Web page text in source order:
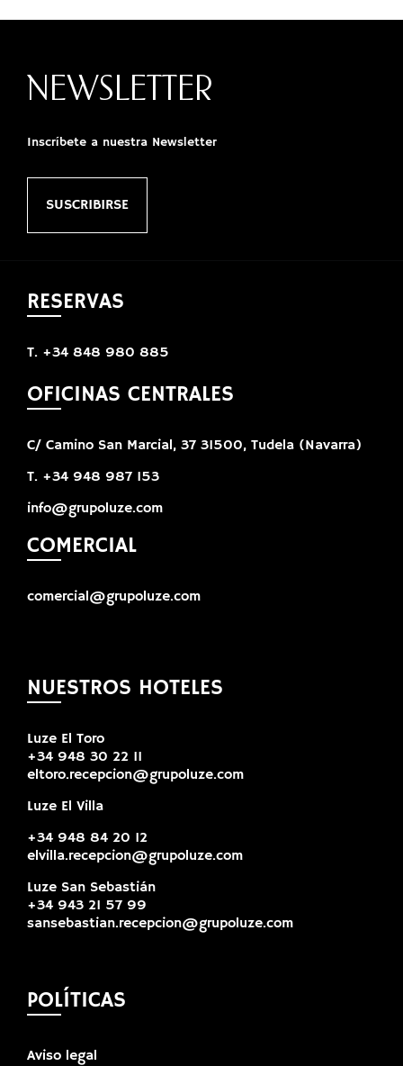
NEWSLETTER
Inscríbete a nuestra Newsletter
SUSCRIBIRSE
RESERVAS
T. +34 848 980 885
OFICINAS CENTRALES
C/ Camino San Marcial, 37 31500, Tudela (Navarra)
T. +34 948 987 153
info@grupoluze.com
COMERCIAL
comercial@grupoluze.com
NUESTROS HOTELES
Luze El Toro
+34 948 30 22 11
eltoro.recepcion@grupoluze.com
Luze El Villa
+34 948 84 20 12
elvilla.recepcion@grupoluze.com
Luze San Sebastián
+34 943 21 57 99
sansebastian.recepcion@grupoluze.com
POLÍTICAS
Aviso legal